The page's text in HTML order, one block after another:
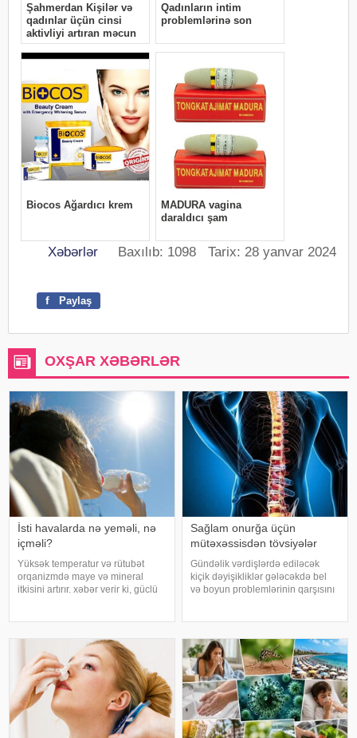
Xəbərlər Baxılıb: 1098 Tarix: 28 yanvar 2024
f Paylaş
OXŞAR XƏBƏRLƏR
İsti havalarda nə yeməli, nə
içməli?
Yüksək temperatur və rütubət
orqanizmdə maye və mineral
itkisini artırır. xəbər verir ki, güclü
ürəkbulanma kimi hallara səbəb
Sağlam onurğa üçün
mütəxəssisdən tövsiyələr
Gündəlik vərdişlərdə ediləcək
kiçik dəyişikliklər gələcəkdə bel
və boyun problemlərinin qarşısını
duruş onurğanın sağlam
qalmasınd